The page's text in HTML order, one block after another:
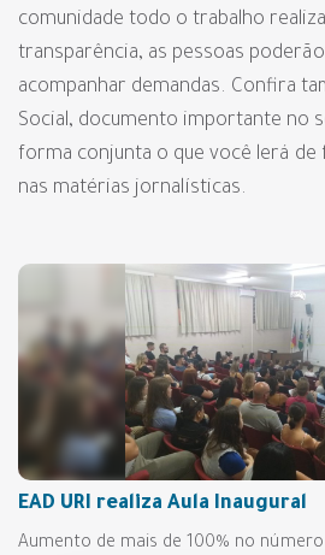
comunidade todo o trabalho
transparência, as pessoas
acompanhar demandas. Confira
Social, documento importante no
forma conjunta o que você lerá
nas matérias jornalísticas.
EAD URI realiza Aula Inaugural
Aumento de mais de 100% no